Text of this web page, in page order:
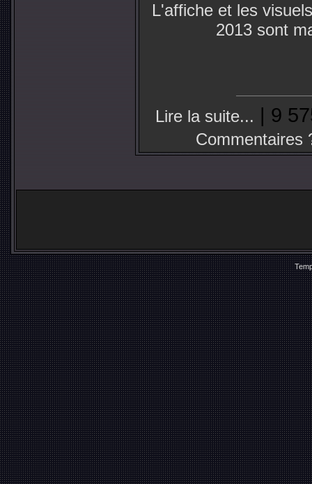
L'affiche et les
2013 sont
Lire la suite... | 9
Commentaires